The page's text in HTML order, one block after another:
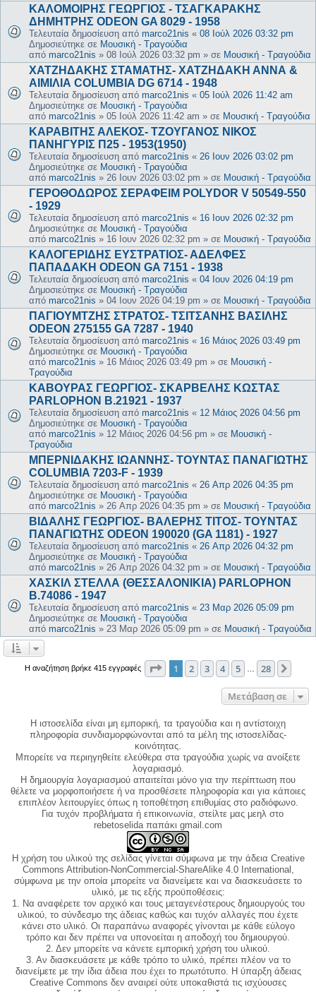
ΚΑΛΟΜΟΙΡΗΣ ΓΕΩΡΓΙΟΣ - ΤΣΑΓΚΑΡΑΚΗΣ
ΔΗΜΗΤΡΗΣ ODEON GA 8029 - 1958
Τελευταία δημοσίευση από marco21nis « 08 Ιούλ 2026 03:32 pm
Δημοσιεύτηκε σε Μουσική - Τραγούδια
από marco21nis » 08 Ιούλ 2026 03:32 pm » σε Μουσική - Τραγούδια
ΧΑΤΖΗΔΑΚΗΣ ΣΤΑΜΑΤΗΣ- ΧΑΤΖΗΔΑΚΗ ΑΝΝΑ &
ΑΙΜΙΛΙΑ COLUMBIA DG 6714 - 1948
Τελευταία δημοσίευση από marco21nis « 05 Ιούλ 2026 11:42 am
Δημοσιεύτηκε σε Μουσική - Τραγούδια
από marco21nis » 05 Ιούλ 2026 11:42 am » σε Μουσική - Τραγούδια
ΚΑΡΑΒΙΤΗΣ ΑΛΕΚΟΣ- ΤΖΟΥΓΑΝΟΣ ΝΙΚΟΣ
ΠΑΝΗΓΥΡΙΣ Π25 - 1953(1950)
Τελευταία δημοσίευση από marco21nis « 26 Ιουν 2026 03:02 pm
Δημοσιεύτηκε σε Μουσική - Τραγούδια
από marco21nis » 26 Ιουν 2026 03:02 pm » σε Μουσική - Τραγούδια
ΓΕΡΟΘΟΔΩΡΟΣ ΣΕΡΑΦΕΙΜ POLYDOR V 50549-550
- 1929
Τελευταία δημοσίευση από marco21nis « 16 Ιουν 2026 02:32 pm
Δημοσιεύτηκε σε Μουσική - Τραγούδια
από marco21nis » 16 Ιουν 2026 02:32 pm » σε Μουσική - Τραγούδια
ΚΑΛΟΓΕΡΙΔΗΣ ΕΥΣΤΡΑΤΙΟΣ- ΑΔΕΛΦΕΣ
ΠΑΠΑΔΑΚΗ ODEON GA 7151 - 1938
Τελευταία δημοσίευση από marco21nis « 04 Ιουν 2026 04:19 pm
Δημοσιεύτηκε σε Μουσική - Τραγούδια
από marco21nis » 04 Ιουν 2026 04:19 pm » σε Μουσική - Τραγούδια
ΠΑΓΙΟΥΜΤΖΗΣ ΣΤΡΑΤΟΣ- ΤΣΙΤΣΑΝΗΣ ΒΑΣΙΛΗΣ
ODEON 275155 GA 7287 - 1940
Τελευταία δημοσίευση από marco21nis « 16 Μάιος 2026 03:49 pm
Δημοσιεύτηκε σε Μουσική - Τραγούδια
από marco21nis » 16 Μάιος 2026 03:49 pm » σε Μουσική -
Τραγούδια
ΚΑΒΟΥΡΑΣ ΓΕΩΡΓΙΟΣ- ΣΚΑΡΒΕΛΗΣ ΚΩΣΤΑΣ
PARLOPHON B.21921 - 1937
Τελευταία δημοσίευση από marco21nis « 12 Μάιος 2026 04:56 pm
Δημοσιεύτηκε σε Μουσική - Τραγούδια
από marco21nis » 12 Μάιος 2026 04:56 pm » σε Μουσική -
Τραγούδια
ΜΠΕΡΝΙΔΑΚΗΣ ΙΩΑΝΝΗΣ- ΤΟΥΝΤΑΣ ΠΑΝΑΓΙΩΤΗΣ
COLUMBIA 7203-F - 1939
Τελευταία δημοσίευση από marco21nis « 26 Απρ 2026 04:35 pm
Δημοσιεύτηκε σε Μουσική - Τραγούδια
από marco21nis » 26 Απρ 2026 04:35 pm » σε Μουσική - Τραγούδια
ΒΙΔΑΛΗΣ ΓΕΩΡΓΙΟΣ- ΒΑΛΕΡΗΣ ΤΙΤΟΣ- ΤΟΥΝΤΑΣ
ΠΑΝΑΓΙΩΤΗΣ ODEON 190020 (GA 1181) - 1927
Τελευταία δημοσίευση από marco21nis « 26 Απρ 2026 04:32 pm
Δημοσιεύτηκε σε Μουσική - Τραγούδια
από marco21nis » 26 Απρ 2026 04:32 pm » σε Μουσική - Τραγούδια
ΧΑΣΚΙΛ ΣΤΕΛΛΑ (ΘΕΣΣΑΛΟΝΙΚΙΑ) PARLOPHON
B.74086 - 1947
Τελευταία δημοσίευση από marco21nis « 23 Μαρ 2026 05:09 pm
Δημοσιεύτηκε σε Μουσική - Τραγούδια
από marco21nis » 23 Μαρ 2026 05:09 pm » σε Μουσική - Τραγούδια
Η αναζήτηση βρήκε 415 εγγραφές Σελίδα από28
1 2 3 4 5 28
Μετάβαση σε
Η ιστοσελίδα είναι μη εμπορική, τα τραγούδια και η αντίστοιχη
πληροφορία συνδιαμορφώνονται από τα μέλη της ιστοσελίδας-
κοινότητας.
Μπορείτε να περιηγηθείτε ελεύθερα στα τραγούδια χωρίς να ανοίξετε
λογαριασμό.
Η δημιουργία λογαριασμού απαιτείται μόνο για την περίπτωση που
θέλετε να μορφοποιήσετε ή να προσθέσετε πληροφορία και για κάποιες
επιπλέον λειτουργίες όπως η τοποθέτηση επιθυμίας στο ραδιόφωνο.
Για τυχόν προβλήματα ή επικοινωνία, στείλτε μας μεηλ στο
rebetoselida παπάκι gmail.com
Η χρήση του υλικού της σελίδας γίνεται σύμφωνα με την άδεια Creative
Commons Attribution-NonCommercial-ShareAlike 4.0 International,
σύμφωνα με την οποία μπορείτε να διανείμετε και να διασκευάσετε το
υλικό, με τις εξής προϋποθέσεις:
1. Να αναφέρετε τον αρχικό και τους μεταγενέστερους δημιουργούς του
υλικού, το σύνδεσμο της άδειας καθώς και τυχόν αλλαγές που έχετε
κάνει στο υλικό. Οι παραπάνω αναφορές γίνονται με κάθε εύλογο
τρόπο και δεν πρέπει να υπονοείται η αποδοχή του δημιουργού.
2. Δεν μπορείτε να κάνετε εμπορική χρήση του υλικού.
3. Αν διασκευάσετε με κάθε τρόπο το υλικό, πρέπει πλέον να το
διανείμετε με την ίδια άδεια που έχει το πρωτότυπο. Η ύπαρξη άδειας
Creative Commons δεν αναιρεί ούτε υποκαθιστά τις ισχύουσες